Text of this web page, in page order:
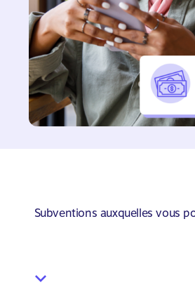
Subventions auxquelles vous